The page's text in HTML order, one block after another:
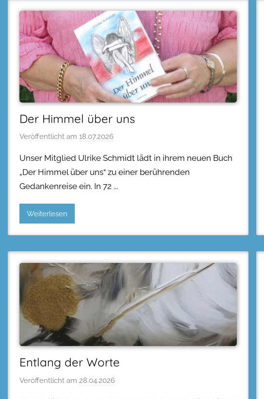
Der Himmel über uns
Veröffentlicht am 18.07.2026
Unser Mitglied Ulrike Schmidt lädt in ihrem neuen Buch
„Der Himmel über uns“ zu einer berührenden
Gedankenreise ein. In 72
Weiterlesen
Entlang der Worte
Veröffentlicht am 28.04.2026